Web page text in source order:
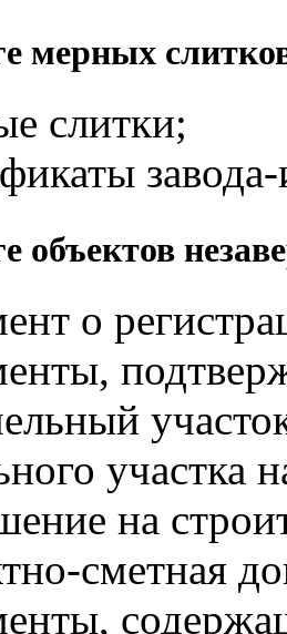
мерных
слитки;
завода-
объектов
о
участка
на
сметная